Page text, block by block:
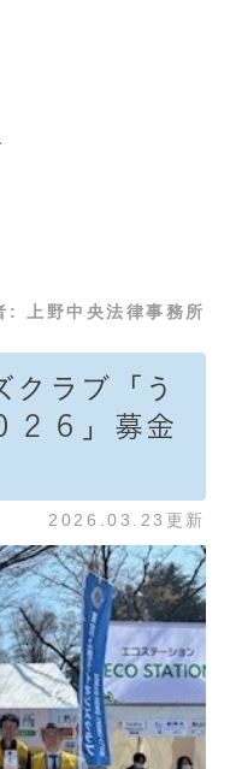
: 上野中央法律事務所
クラブ「う
２６」募金
2026.03.23更新